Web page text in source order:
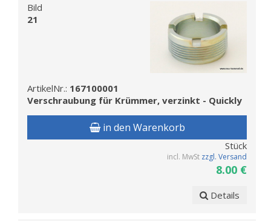
Bild
21
ArtikelNr.: 167100001
Verschraubung für Krümmer, verzinkt - Quickly
in den Warenkorb
Stück
incl. MwSt zzgl. Versand
8.00 €
Details